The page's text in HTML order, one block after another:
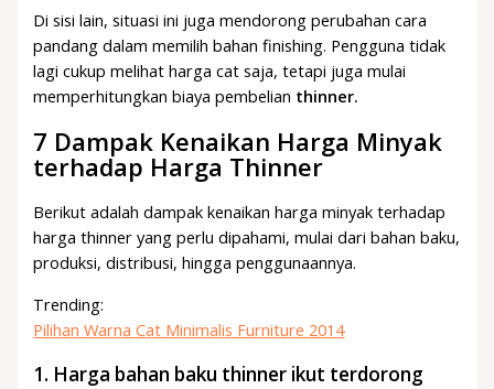
Di sisi lain, situasi ini juga mendorong perubahan cara
pandang dalam memilih bahan finishing. Pengguna tidak
lagi cukup melihat harga cat saja, tetapi juga mulai
memperhitungkan biaya pembelian thinner.
7 Dampak Kenaikan Harga Minyak
terhadap Harga Thinner
Berikut adalah dampak kenaikan harga minyak terhadap
harga thinner yang perlu dipahami, mulai dari bahan baku,
produksi, distribusi, hingga penggunaannya.
Trending:
Pilihan Warna Cat Minimalis Furniture 2014
1. Harga bahan baku thinner ikut terdorong